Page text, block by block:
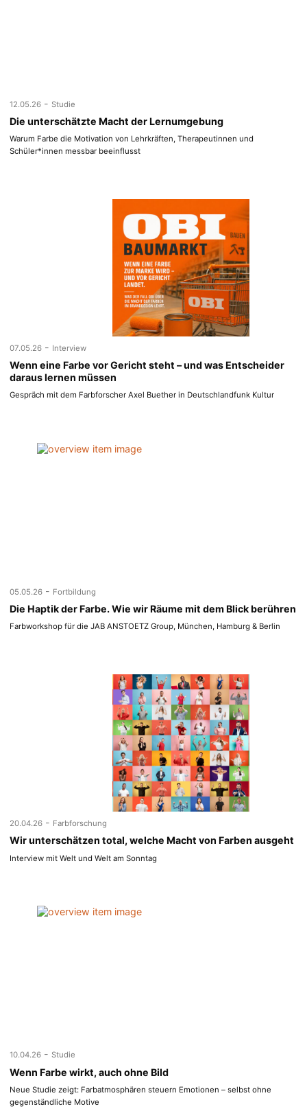
12.05.26 - Studie
Die unterschätzte Macht der Lernumgebung
Warum Farbe die Motivation von Lehrkräften, Therapeutinnen und
Schüler*innen messbar beeinflusst
07.05.26 - Interview
Wenn eine Farbe vor Gericht steht – und was Entscheider
daraus lernen müssen
Gespräch mit dem Farbforscher Axel Buether in Deutschlandfunk Kultur
05.05.26 - Fortbildung
Die Haptik der Farbe. Wie wir Räume mit dem Blick berühren
Farbworkshop für die JAB ANSTOETZ Group, München, Hamburg & Berlin
20.04.26 - Farbforschung
Wir unterschätzen total, welche Macht von Farben ausgeht
Interview mit Welt und Welt am Sonntag
10.04.26 - Studie
Wenn Farbe wirkt, auch ohne Bild
Neue Studie zeigt: Farbatmosphären steuern Emotionen – selbst ohne
gegenständliche Motive